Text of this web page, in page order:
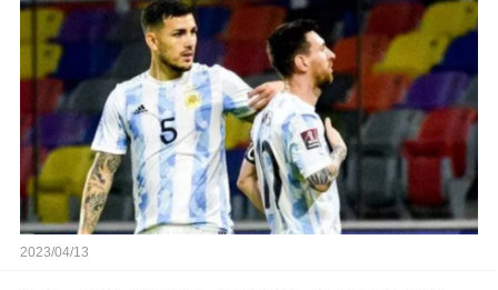
2023/04/13